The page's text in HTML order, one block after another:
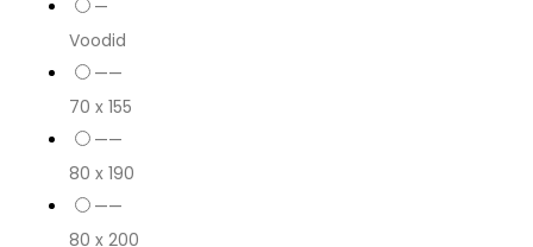
—
Voodid
——
70 x 155
——
80 x 190
——
80 x 200